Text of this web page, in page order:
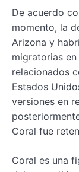
De acuerdo
momento, la
Arizona y
migratorias
relacionados
Estados
versiones en
Coral fue
Coral es una